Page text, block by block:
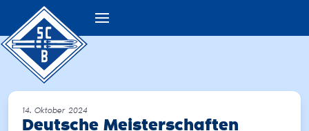
14. Oktober 2024
Deutsche Meisterschaften